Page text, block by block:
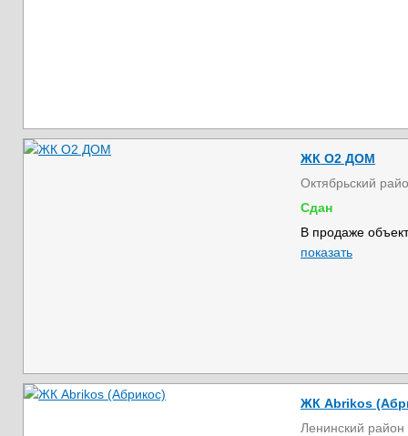
ЖК О2 ДОМ
Октябрьский
Сдан
В продаже
показать
ЖК Abrikos
Ленинский район